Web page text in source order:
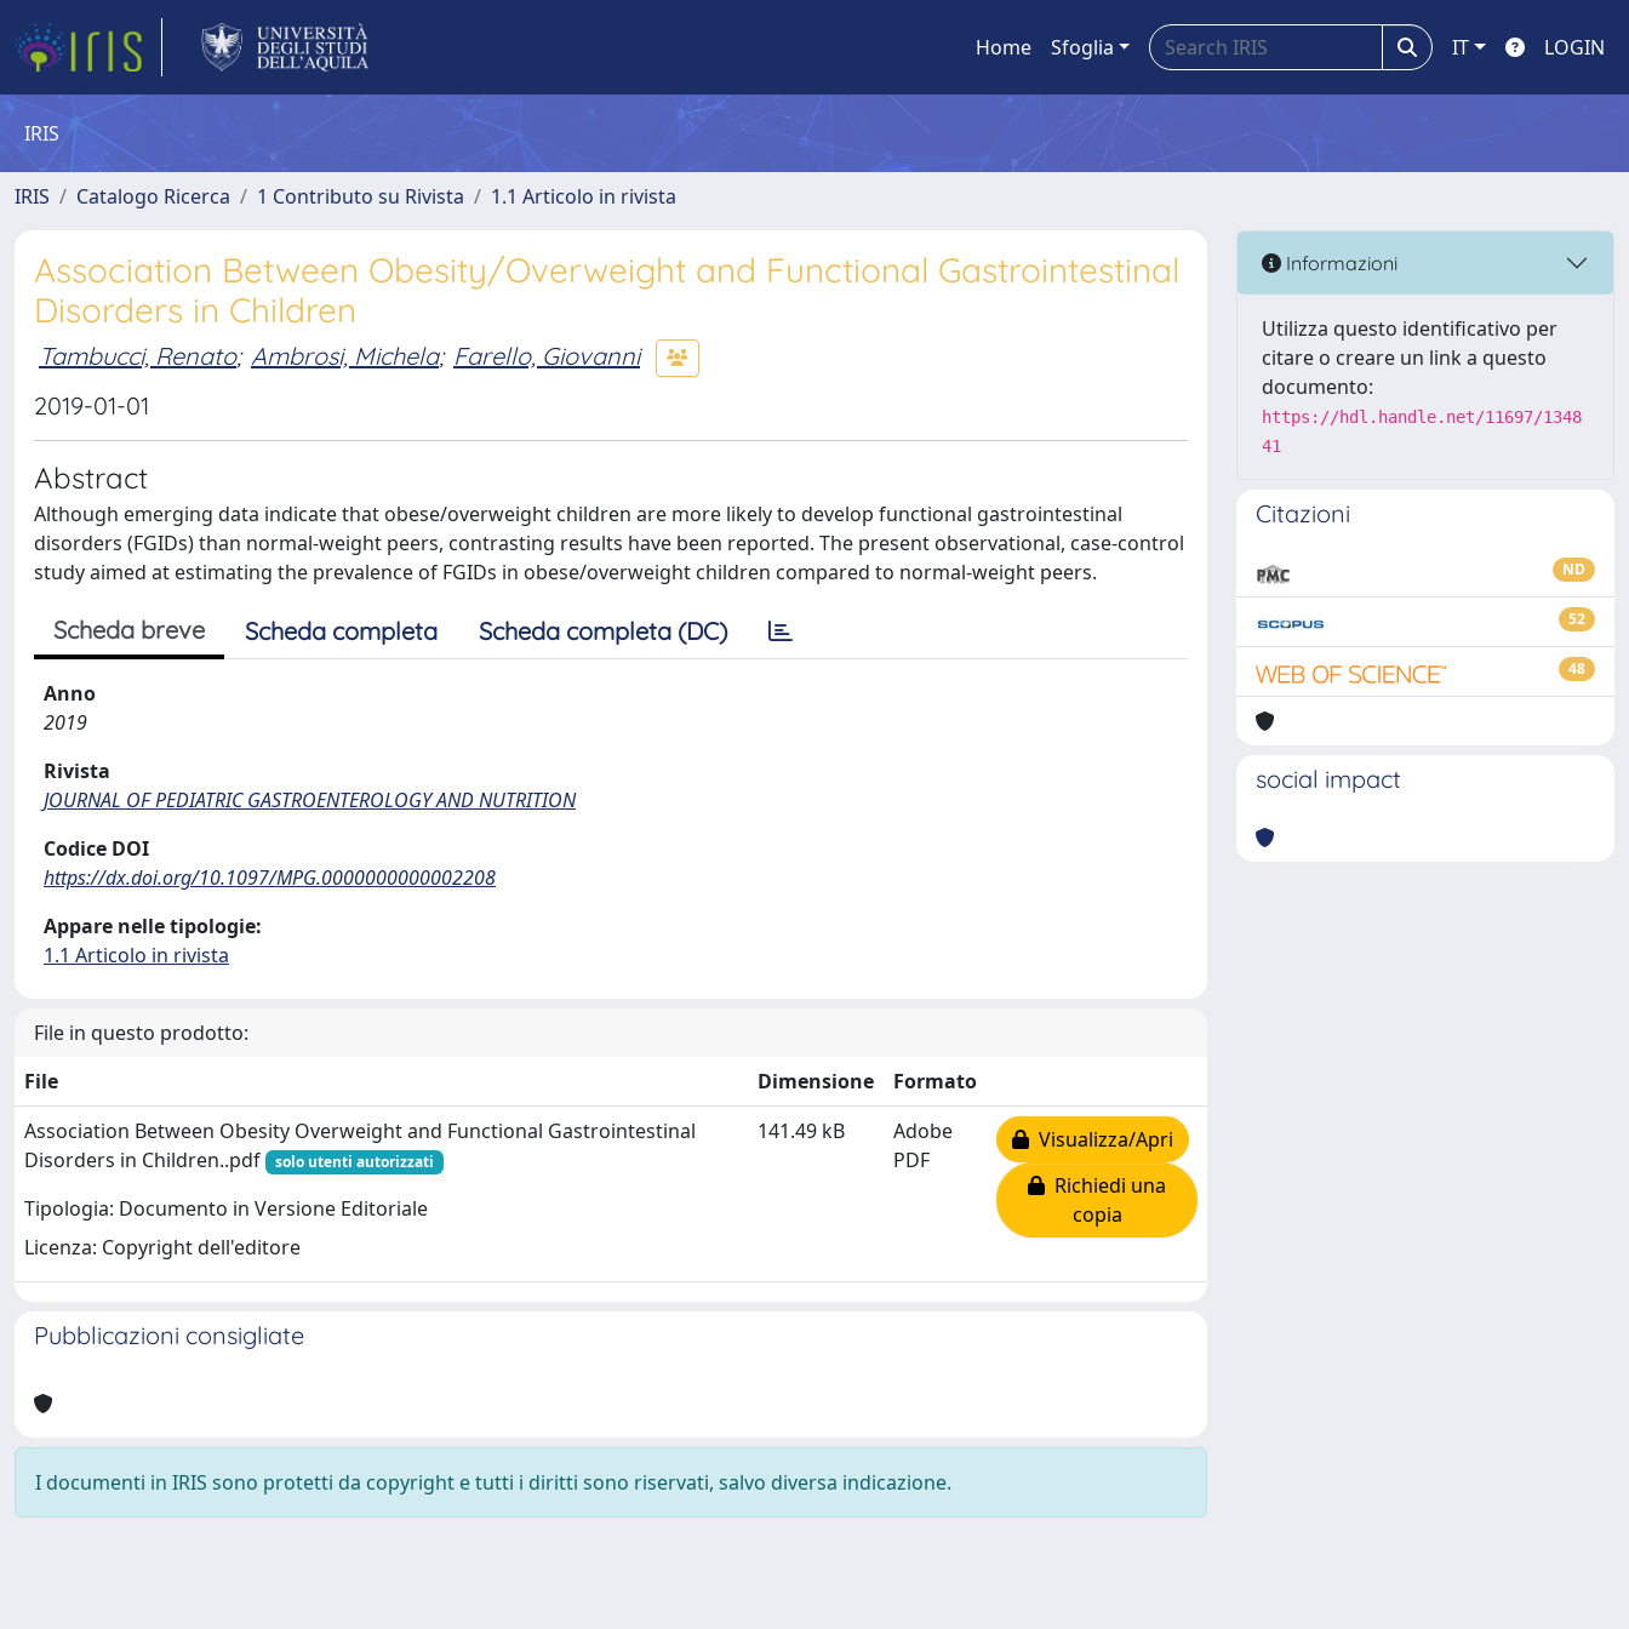
Home Sfoglia IT LOGIN
IRIS
IRIS Catalogo Ricerca 1 Contributo su Rivista 1.1 Articolo in rivista
Association Between Obesity/Overweight and Functional Gastrointestinal
Disorders in Children
Tambucci, Renato; Ambrosi, Michela; Farello, Giovanni
2019-01-01
Abstract
Although emerging data indicate that obese/overweight children are more likely to develop functional gastrointestinal
disorders (FGIDs) than normal-weight peers, contrasting results have been reported. The present observational, case-control
study aimed at estimating the prevalence of FGIDs in obese/overweight children compared to normal-weight peers.
Scheda breve Scheda completa Scheda completa (DC)
Anno
2019
Rivista
JOURNAL OF PEDIATRIC GASTROENTEROLOGY AND NUTRITION
Codice DOI
https://dx.doi.org/10.1097/MPG.0000000000002208
Appare nelle tipologie:
1.1 Articolo in rivista
File in questo prodotto:
File
Dimensione
Formato
Association Between Obesity Overweight and Functional Gastrointestinal
Disorders in Children..pdf
solo utenti autorizzati
Tipologia: Documento in Versione Editoriale
Licenza: Copyright dell'editore
141.49 kB
Adobe
PDF
Visualizza/Apri
Richiedi una
copia
Pubblicazioni consigliate
I documenti in IRIS sono protetti da copyright e tutti i diritti sono riservati, salvo diversa indicazione.
Informazioni
Utilizza questo identificativo per
citare o creare un link a questo
documento:
https://hdl.handle.net/11697/1348
41
Citazioni
ND
52
48
social impact